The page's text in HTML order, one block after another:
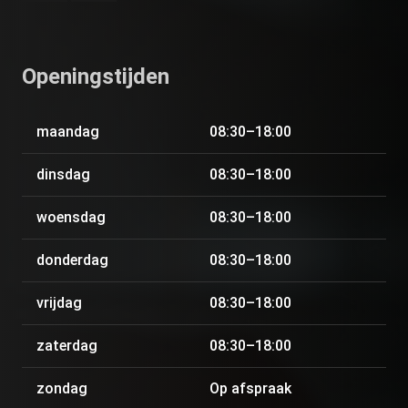
Openingstijden
maandag 08:30–18:00
dinsdag 08:30–18:00
woensdag 08:30–18:00
donderdag 08:30–18:00
vrijdag 08:30–18:00
zaterdag 08:30–18:00
zondag Op afspraak